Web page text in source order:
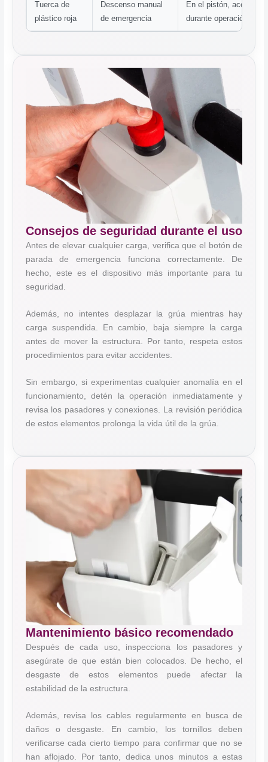
Tuerca de
plástico roja
Descenso manual
de emergencia
En el pistón, accesible
durante operación
Consejos de seguridad durante el uso
Antes de elevar cualquier carga, verifica que el botón de
parada de emergencia funciona correctamente. De
hecho, este es el dispositivo más importante para tu
seguridad.
Además, no intentes desplazar la grúa mientras hay
carga suspendida. En cambio, baja siempre la carga
antes de mover la estructura. Por tanto, respeta estos
procedimientos para evitar accidentes.
Sin embargo, si experimentas cualquier anomalía en el
funcionamiento, detén la operación inmediatamente y
revisa los pasadores y conexiones. La revisión periódica
de estos elementos prolonga la vida útil de la grúa.
Mantenimiento básico recomendado
Después de cada uso, inspecciona los pasadores y
asegúrate de que están bien colocados. De hecho, el
desgaste de estos elementos puede afectar la
estabilidad de la estructura.
Además, revisa los cables regularmente en busca de
daños o desgaste. En cambio, los tornillos deben
verificarse cada cierto tiempo para confirmar que no se
han aflojado. Por tanto, dedica unos minutos a estas